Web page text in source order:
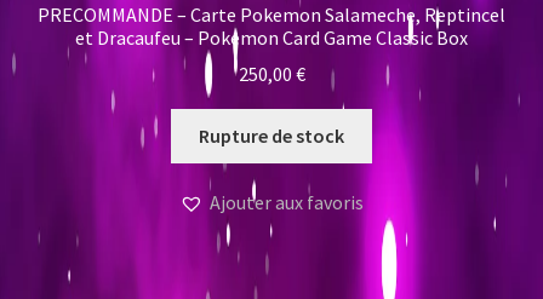
PRECOMMANDE – Carte Pokemon Salameche, Reptincel
et Dracaufeu – Pokemon Card Game Classic Box
250,00 €
Rupture de stock
Ajouter aux favoris